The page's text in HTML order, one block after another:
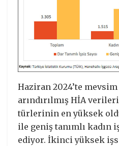
Haziran 2024’te
arındırılmış HİA
türlerinin en yüksek
ile geniş tanımlı kadın
ediyor. İkinci yüksek